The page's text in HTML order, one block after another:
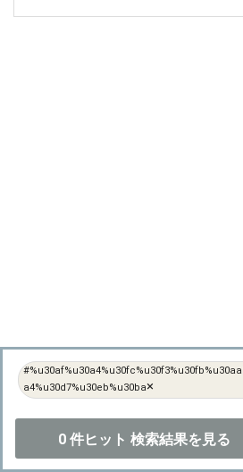
a4%u30d7%u30eb%u30ba×
0 件ヒット 検索結果を見る